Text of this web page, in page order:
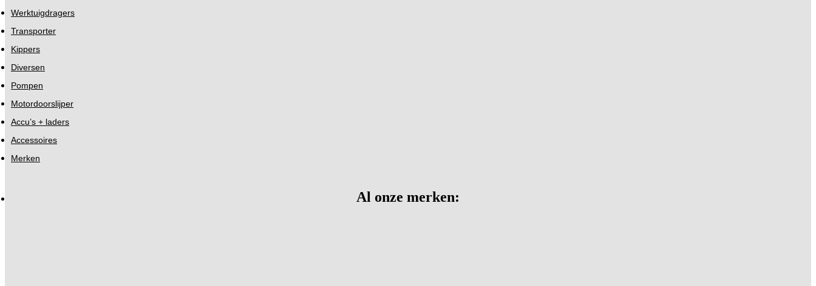
Werktuigdragers
Transporter
Kippers
Diversen
Pompen
Motordoorslijper
Accu’s + laders
Accessoires
Merken
Al onze merken: